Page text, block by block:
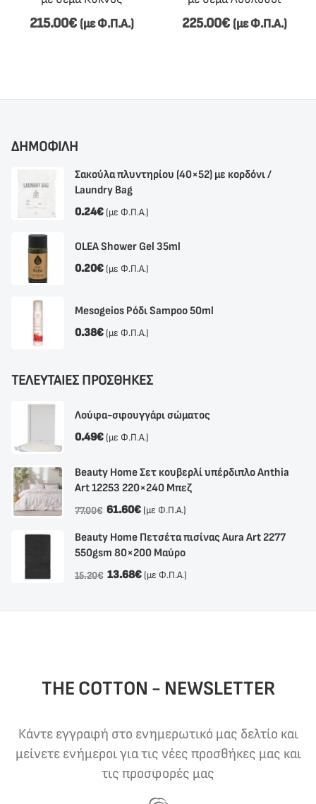
215.00€ (με Φ.Π.Α.) 225.00€ (με Φ.Π.Α.)
ΔΗΜΟΦΙΛΗ
Σακούλα πλυντηρίου (40×52) με κορδόνι /
Laundry Bag
0.24€ (με Φ.Π.Α.)
OLEA Shower Gel 35ml
0.20€ (με Φ.Π.Α.)
Mesogeios Ρόδι Sampoo 50ml
0.38€ (με Φ.Π.Α.)
ΤΕΛΕΥΤΑΙΕΣ ΠΡΟΣΘΗΚΕΣ
Λούφα-σφουγγάρι σώματος
0.49€ (με Φ.Π.Α.)
Beauty Home Σετ κουβερλί υπέρδιπλο Anthia
Αrt 12253 220×240 Μπεζ
77.00€ 61.60€ (με Φ.Π.Α.)
Beauty Home Πετσέτα πισίνας Aura Art 2277
550gsm 80×200 Μαύρο
15.20€ 13.68€ (με Φ.Π.Α.)
THE COTTON - NEWSLETTER
Κάντε εγγραφή στο ενημερωτικό μας δελτίο και
μείνετε ενήμεροι για τις νέες προσθήκες μας και
τις προσφορές μας